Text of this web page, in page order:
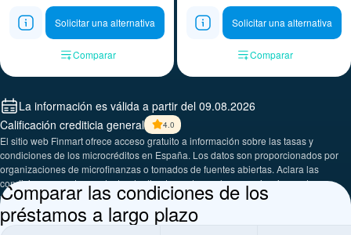
Solicitar una alternativa
Comparar
Solicitar una alternativa
Comparar
La información es válida a partir del 09.08.2026
Calificación crediticia general
4.0
El sitio web Finmart ofrece acceso gratuito a información sobre las tasas y
condiciones de los microcréditos en España. Los datos son proporcionados por
organizaciones de microfinanzas o tomados de fuentes abiertas. Aclara las
condiciones exactas contactando directamente con las organizaciones de
microfinanzas.
Comparar las condiciones de los
préstamos a largo plazo